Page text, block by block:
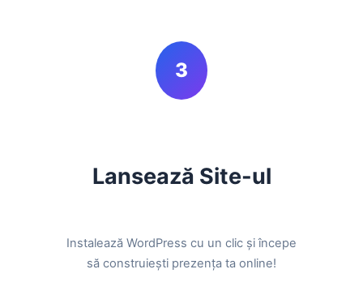
3
Lansează Site-ul
Instalează WordPress cu un clic și începe
să construiești prezența ta online!